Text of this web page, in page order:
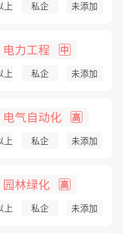
上 私企 未添加
电力工程 中
上 私企 未添加
电气自动化 高
上 私企 未添加
园林绿化 高
上 私企 未添加